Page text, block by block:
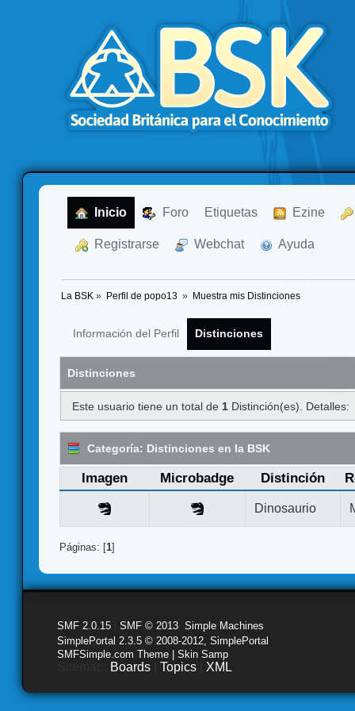
Inicio Foro Etiquetas Ezine
Registrarse Webchat Ayuda
La BSK » Perfil de popo13 » Muestra mis Distinciones
Información del Perfil Distinciones
Distinciones
Este usuario tiene un total de 1 Distinción(es). Detalles:
Categoría: Distinciones en la BSK
Imagen Microbadge Distinción
Dinosaurio
Páginas: [1]
SMF 2.0.15 SMF © 2013 Simple Machines
SimplePortal 2.3.5 © 2008-2012, SimplePortal
SMFSimple.com Theme | Skin Samp
Boards Topics XML